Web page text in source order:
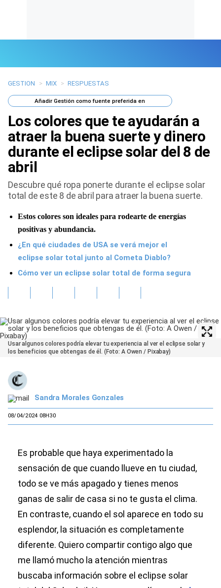
Últimas Noticias
Mi Bolsillo
Respuestas
Gente
Tendencias Mix
Sports
GESTION > MIX > RESPUESTAS
AñadirGestión como fuente preferida en
Los colores que te ayudarán a
atraer la buena suerte y dinero
durante el eclipse solar del 8 de
abril
Descubre qué ropa ponerte durante el eclipse solar
total de este 8 de abril para atraer la buena suerte.
Estos colores son ideales para rodearte de energías
positivas y abundancia.
¿En qué ciudades de USA se verá mejor el
eclipse solar total junto al Cometa Diablo?
Cómo ver un eclipse solar total de forma segura
Usar algunos colores podría elevar tu experiencia al ver el eclipse solar y
los beneficios que obtengas de él. (Foto: A Owen / Pixabay)
Sandra Morales Gonzales
08/04/2024 08H30
Es probable que haya experimentado la
sensación de que cuando llueve en tu ciudad,
todo se ve más apagado y tienes menos
ganas de salir de casa si no te gusta el clima.
En contraste, cuando el sol aparece en todo su
esplendor, la situación es completamente
diferente. Quiero compartir contigo algo que
me llamó mucho la atención mientras
buscaba información sobre el eclipse solar